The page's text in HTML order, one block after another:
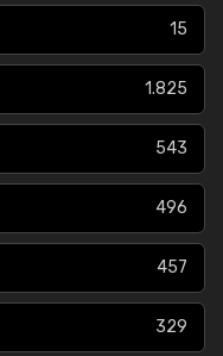
15
1.825
543
496
457
329